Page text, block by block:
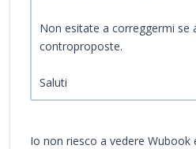
Non esitate a correggermi se
controproposte.
Saluti
Io non riesco a vedere Wubook